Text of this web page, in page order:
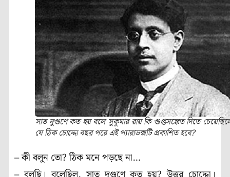
সাত দুগুণে কত হয় বলে সুকুমার রায় কি গুপ্তসঙ্কেত দিতে
যে ঠিক চোদ্দো বছর পরে এই প্যারাডক্সটি প্রকাশিত হবে?
– কী বলুন তো? ঠিক মনে পড়ছে না…